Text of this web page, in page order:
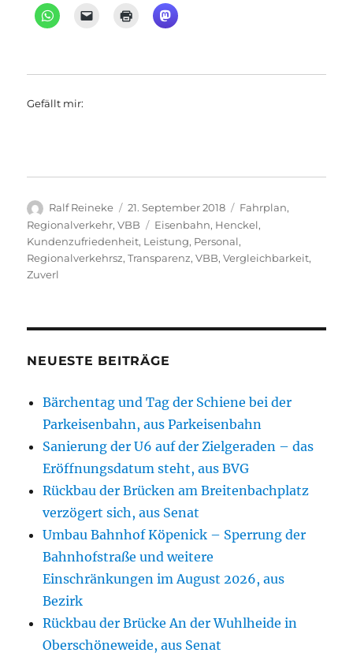
Gefällt mir:
Autor
Ralf Reineke
Veröffentlicht
am
21. September 2018 Kategorien
Fahrplan,
Regionalverkehr,VBB Schlagwörter
Eisenbahn, Henckel,
Kundenzufriedenheit, Leistung, Personal,
Regionalverkehrsz,Transparenz,VBB,Vergleichbarkeit,
Zuverl
NEUESTE BEITRÄGE
Bärchentag und Tag der Schiene bei der
Parkeisenbahn, aus Parkeisenbahn
Sanierung der U6 auf der Zielgeraden – das
Eröffnungsdatum steht, aus BVG
Rückbau der Brücken am Breitenbachplatz
verzögert sich, aus Senat
Umbau Bahnhof Köpenick – Sperrung der
Bahnhofstraße und weitere
Einschränkungen im August 2026, aus
Bezirk
Rückbau der Brücke An der Wuhlheide in
Oberschöneweide, aus Senat